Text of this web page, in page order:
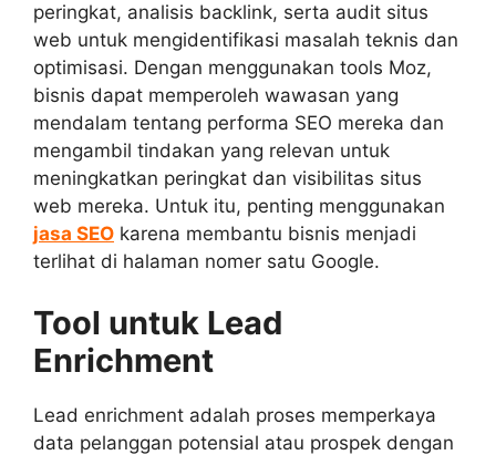
peringkat, analisis backlink, serta audit situs
web untuk mengidentifikasi masalah teknis dan
optimisasi. Dengan menggunakan tools Moz,
bisnis dapat memperoleh wawasan yang
mendalam tentang performa SEO mereka dan
mengambil tindakan yang relevan untuk
meningkatkan peringkat dan visibilitas situs
web mereka. Untuk itu, penting menggunakan
jasa SEO karena membantu bisnis menjadi
terlihat di halaman nomer satu Google.
Tool untuk Lead
Enrichment
Lead enrichment adalah proses memperkaya
data pelanggan potensial atau prospek dengan